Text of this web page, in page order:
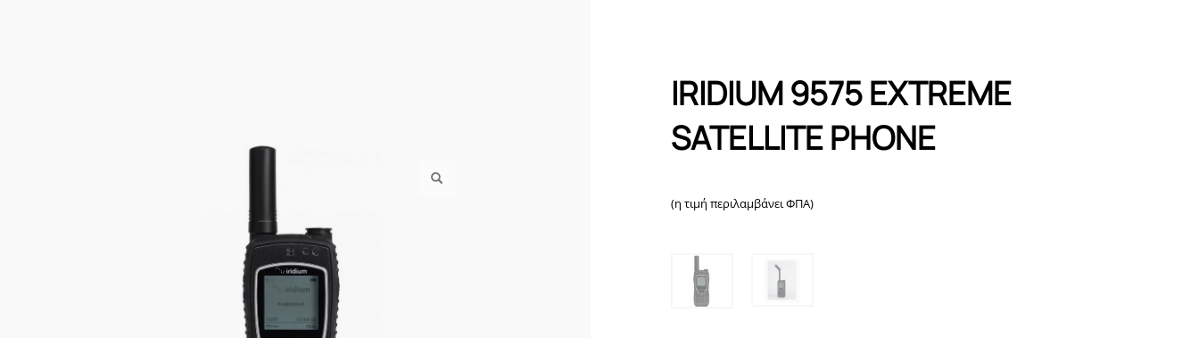
IRIDIUM 9575 EXTREME
SATELLITE PHONE
(η τιμή περιλαμβάνει ΦΠΑ)